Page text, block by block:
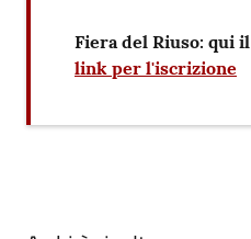
Fiera del Riuso: qui il
link per l'iscrizione